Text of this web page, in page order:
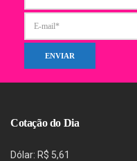
Cotação do Dia
Dólar: R$ 5,61